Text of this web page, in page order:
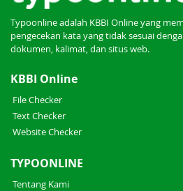
Typoonline adalah KBBI Online yang
pengecekan kata yang tidak sesuai
dokumen, kalimat, dan situs web.
KBBI Online
File Checker
Text Checker
Website Checker
TYPOONLINE
Tentang Kami